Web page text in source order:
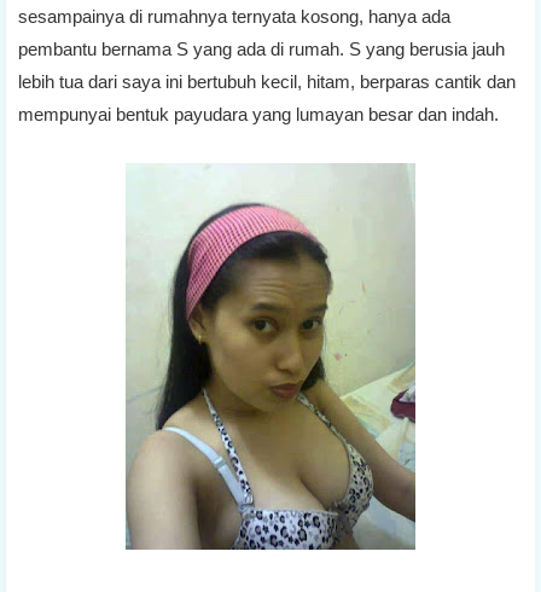
sesampainya di rumahnya ternyata kosong, hanya ada
pembantu bernama S yang ada di rumah. S yang berusia jauh
lebih tua dari saya ini bertubuh kecil, hitam, berparas cantik dan
mempunyai bentuk payudara yang lumayan besar dan indah.